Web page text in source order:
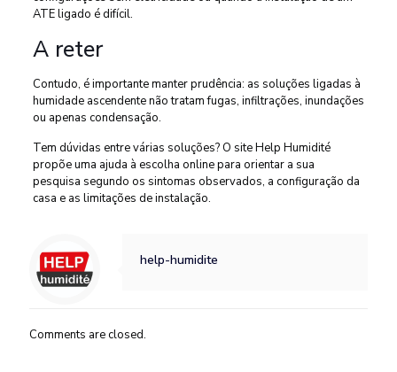
ATE ligado é difícil.
A reter
Contudo, é importante manter prudência: as soluções ligadas à
humidade ascendente não tratam fugas, infiltrações, inundações
ou apenas condensação.
Tem dúvidas entre várias soluções? O site Help Humidité
propõe uma ajuda à escolha online para orientar a sua
pesquisa segundo os sintomas observados, a configuração da
casa e as limitações de instalação.
help-humidite
Comments are closed.